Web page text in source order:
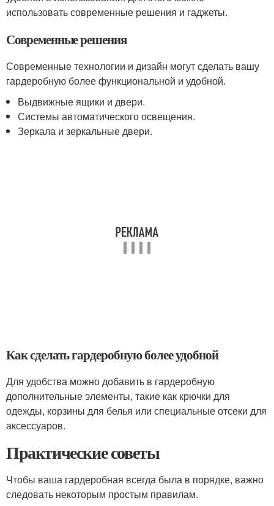
использовать современные решения и гаджеты.
Современные решения
Современные технологии и дизайн могут сделать вашу
гардеробную более функциональной и удобной.
Выдвижные ящики и двери.
Системы автоматического освещения.
Зеркала и зеркальные двери.
Как сделать гардеробную более удобной
Для удобства можно добавить в гардеробную
дополнительные элементы, такие как крючки для
одежды, корзины для белья или специальные отсеки для
аксессуаров.
Практические советы
Чтобы ваша гардеробная всегда была в порядке, важно
следовать некоторым простым правилам.